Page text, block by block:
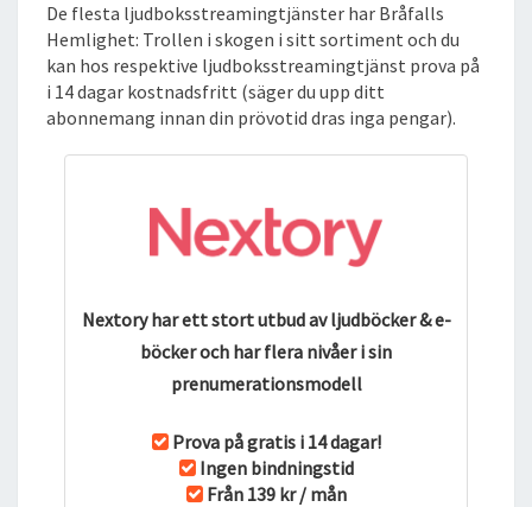
B
O
K
De flesta ljudboksstreamingtjänster har Bråfalls
Hemlighet: Trollen i skogen i sitt sortiment och du
kan hos respektive ljudboksstreamingtjänst prova på
i 14 dagar kostnadsfritt (säger du upp ditt
abonnemang innan din prövotid dras inga pengar).
Nextory har ett stort utbud av ljudböcker & e-
böcker och har flera nivåer i sin
prenumerationsmodell
Prova på gratis i 14 dagar!
Ingen bindningstid
Från 139 kr / mån